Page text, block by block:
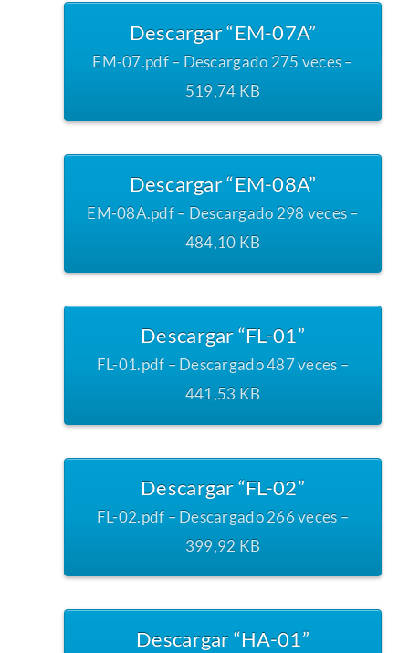
Descargar “EM-07A”
EM-07.pdf – Descargado 275 veces –
519,74 KB
Descargar “EM-08A”
EM-08A.pdf – Descargado 298 veces –
484,10 KB
Descargar “FL-01”
FL-01.pdf – Descargado 487 veces –
441,53 KB
Descargar “FL-02”
FL-02.pdf – Descargado 266 veces –
399,92 KB
Descargar “HA-01”